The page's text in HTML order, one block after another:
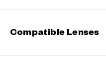
Compatible Lenses